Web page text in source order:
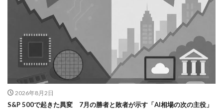
2026年8月2日
S&P 500で起きた異変 7月の勝者と敗者が示す「AI相場の次の主役」